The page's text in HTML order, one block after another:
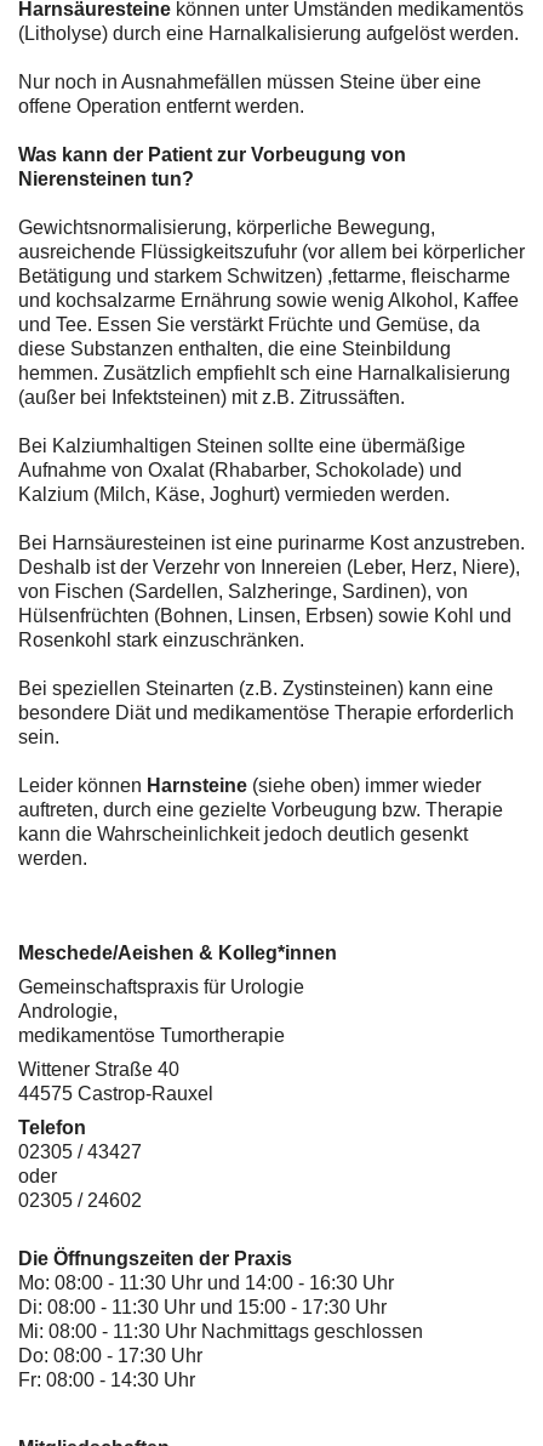
Harnsäuresteine können unter Umständen medikamentös
(Litholyse) durch eine Harnalkalisierung aufgelöst werden.
Nur noch in Ausnahmefällen müssen Steine über eine
offene Operation entfernt werden.
Was kann der Patient zur Vorbeugung von
Nierensteinen tun?
Gewichtsnormalisierung, körperliche Bewegung,
ausreichende Flüssigkeitszufuhr (vor allem bei körperlicher
Betätigung und starkem Schwitzen) ,fettarme, fleischarme
und kochsalzarme Ernährung sowie wenig Alkohol, Kaffee
und Tee. Essen Sie verstärkt Früchte und Gemüse, da
diese Substanzen enthalten, die eine Steinbildung
hemmen. Zusätzlich empfiehlt sch eine Harnalkalisierung
(außer bei Infektsteinen) mit z.B. Zitrussäften.
Bei Kalziumhaltigen Steinen sollte eine übermäßige
Aufnahme von Oxalat (Rhabarber, Schokolade) und
Kalzium (Milch, Käse, Joghurt) vermieden werden.
Bei Harnsäuresteinen ist eine purinarme Kost anzustreben.
Deshalb ist der Verzehr von Innereien (Leber, Herz, Niere),
von Fischen (Sardellen, Salzheringe, Sardinen), von
Hülsenfrüchten (Bohnen, Linsen, Erbsen) sowie Kohl und
Rosenkohl stark einzuschränken.
Bei speziellen Steinarten (z.B. Zystinsteinen) kann eine
besondere Diät und medikamentöse Therapie erforderlich
sein.
Leider können Harnsteine (siehe oben) immer wieder
auftreten, durch eine gezielte Vorbeugung bzw. Therapie
kann die Wahrscheinlichkeit jedoch deutlich gesenkt
werden.
Meschede/Aeishen & Kolleg*innen
Gemeinschaftspraxis für Urologie
Andrologie,
medikamentöse Tumortherapie
Wittener Straße 40
44575 Castrop-Rauxel
Telefon
02305 / 43427
oder
02305 / 24602
Die Öffnungszeiten der Praxis
Mo: 08:00 - 11:30 Uhr und 14:00 - 16:30 Uhr
Di: 08:00 - 11:30 Uhr und 15:00 - 17:30 Uhr
Mi: 08:00 - 11:30 Uhr Nachmittags geschlossen
Do: 08:00 - 17:30 Uhr
Fr: 08:00 - 14:30 Uhr